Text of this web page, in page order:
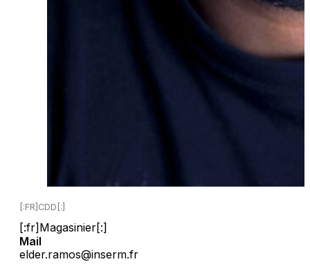
[:FR]CDD[:]
[:fr]Magasinier[:]
Mail
elder.ramos@inserm.fr